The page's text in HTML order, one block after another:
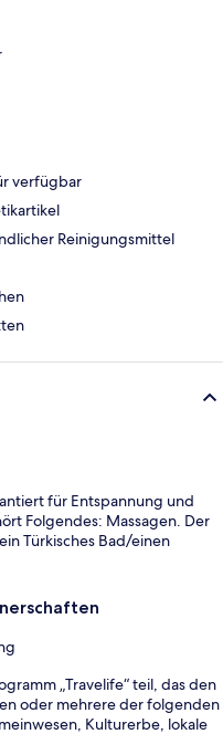
verfügbar
Reinigungsmittel
für Entspannung und
Folgendes: Massagen. Der
Türkisches Bad/einen
„Travelife“ teil, das den
oder mehrere der folgenden
Kulturerbe, lokale